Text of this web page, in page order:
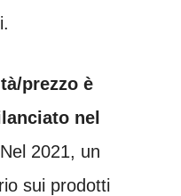
prezzo è
nel
2021, un
sui prodotti